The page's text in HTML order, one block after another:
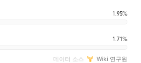
1.95%
1.71%
데이터 소스 Wiki 연구원